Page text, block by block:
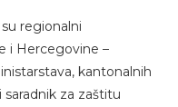
regionalni
i Hercegovine –
kantonalnih
za zaštitu